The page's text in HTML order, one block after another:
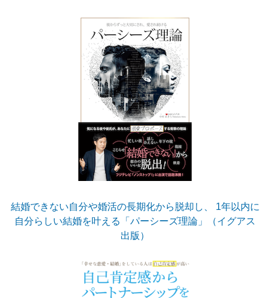
結婚できない自分や婚活の長期化から脱却し、 1年以内に
自分らしい結婚を叶える「パーシーズ理論」（イグアス
出版）